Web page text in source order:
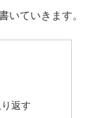
いていきます。
返す